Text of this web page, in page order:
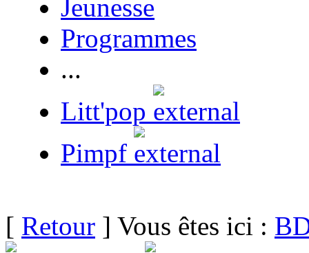
Jeunesse
Programmes
...
Litt'pop
Pimpf
[ Retour ] Vous êtes ici :